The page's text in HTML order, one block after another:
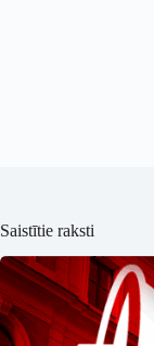
Saistītie raksti